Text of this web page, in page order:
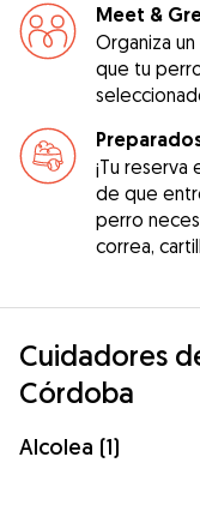
Meet &
Organiza
que tu
¡Tu
de que
perro
correa,
Cuidadores
Córdoba
Alcolea (1)